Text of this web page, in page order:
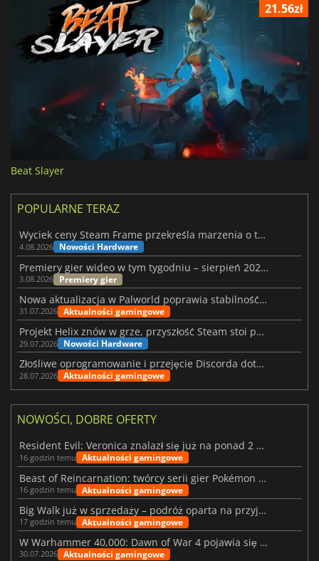
21.56zł
Beat Slayer
POPULARNE TERAZ
Wyciek ceny Steam Frame przekreśla marzenia o tanim zestawie VR
4.08.2026 Nowości Hardware
Premiery gier wideo w tym tygodniu – sierpień 2026 r. (32. tydzień)
3.08.2026 Premiery gier
Nowa aktualizacja w Palworld poprawia stabilność Sunreach i walk z bossami
31.07.2026 Aktualności gamingowe
Projekt Helix znów w grze, przyszłość Steam stoi pod znakiem zapytania
29.07.2026 Nowości Hardware
Złośliwe oprogramowanie i przejęcie Discorda dotknęły Meccha Chameleon
28.07.2026 Aktualności gamingowe
NOWOŚCI, DOBRE OFERTY
Resident Evil: Veronica znalazł się już na ponad 2 milionach list życzeń
16 godzin temu Aktualności gamingowe
Beast of Reincarnation: twórcy serii gier Pokémon wkraczają na nową ścieżkę
16 godzin temu Aktualności gamingowe
Big Walk już w sprzedaży – podróż oparta na przyjaźni
17 godzin temu Aktualności gamingowe
W Warhammer 40,000: Dawn of War 4 pojawia się frakcja Nekronów
30.07.2026 Aktualności gamingowe